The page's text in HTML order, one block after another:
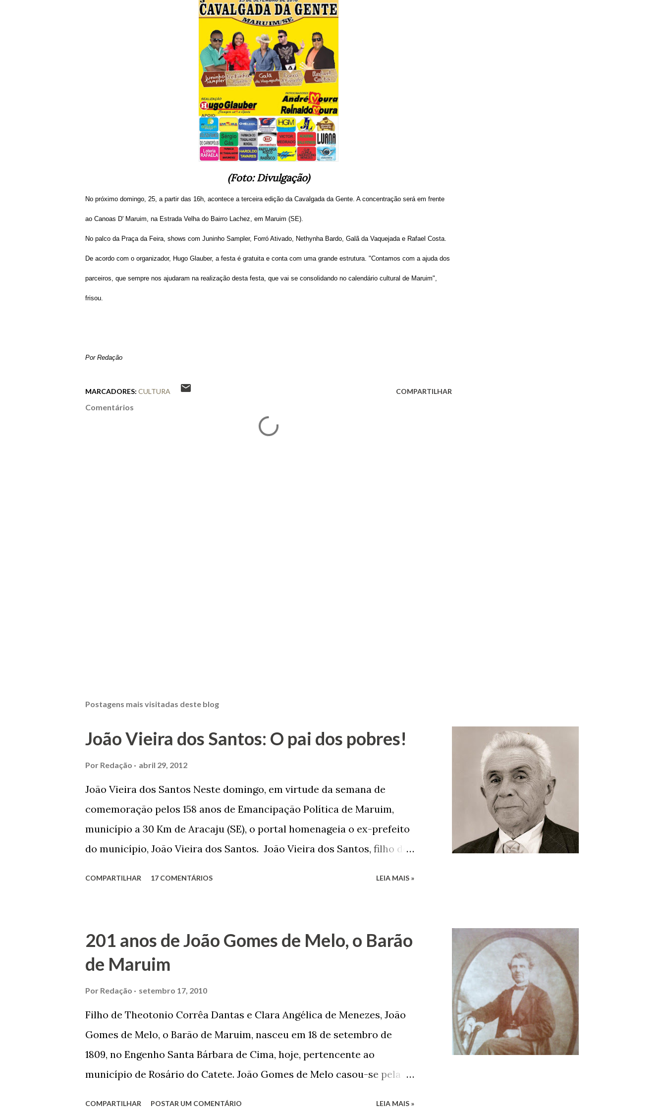
(Foto: Divulgação)
No próximo domingo, 25, a partir das 16h, acontece a terceira edição da Cavalgada da Gente. A concentração será em frente
ao Canoas D' Maruim, na Estrada Velha do Bairro Lachez, em Maruim (SE).
No palco da Praça da Feira, shows com Juninho Sampler, Forró Ativado, Nethynha Bardo, Galã da Vaquejada e Rafael Costa.
De acordo com o organizador, Hugo Glauber, a festa é gratuita e conta com uma grande estrutura. "Contamos com a ajuda dos
parceiros, que sempre nos ajudaram na realização desta festa, que vai se consolidando no calendário cultural de Maruim",
frisou.
Por Redação
MARCADORES: CULTURA COMPARTILHAR
Comentários
Postagens mais visitadas deste blog
João Vieira dos Santos: O pai dos pobres!
Por Redação abril 29, 2012
João Vieira dos Santos Neste domingo, em virtude da semana de
comemoração pelos 158 anos de Emancipação Política de Maruim,
município a 30 Km de Aracaju (SE), o portal homenageia o ex-prefeito
do município, João Vieira dos Santos. João Vieira dos Santos, filho de
se dedicar aos estudos, e então passou a colocar o trabalho em
primeiro plano para auxiliar na renda familiar. No comércio foi
garçon, dono de bar, de armarinho e depois de uma panificação. “Ao
incontáveis vezes que trabalhar copiosamente fora de seu horário
normal em trocas de gorjetas que c...
COMPARTILHAR 17 COMENTÁRIOS LEIA MAIS »
201 anos de João Gomes de Melo, o Barão
de Maruim
Por Redação setembro 17, 2010
Filho de Theotonio Corrêa Dantas e Clara Angélica de Menezes, João
Gomes de Melo, o Barão de Maruim, nasceu em 18 de setembro de
1809, no Engenho Santa Bárbara de Cima, hoje, pertencente ao
município de Rosário do Catete. João Gomes de Melo casou-se pela
COMPARTILHAR POSTAR UM COMENTÁRIO LEIA MAIS »